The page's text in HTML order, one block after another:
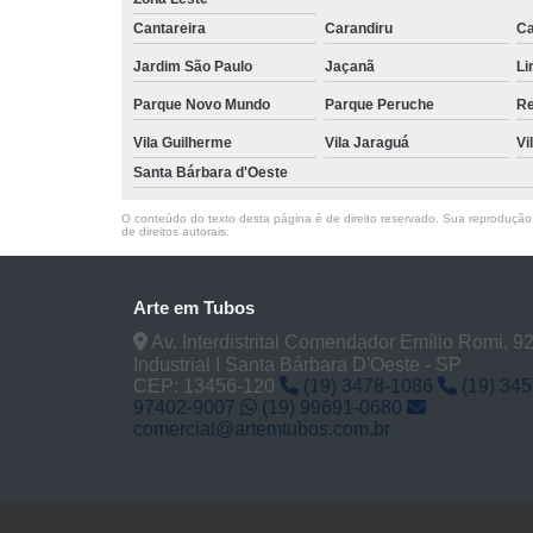
Cantareira
Carandiru
Jardim São Paulo Jaçanã
Parque Novo Mundo Parque Peruche
Vila Guilherme Vila Jaraguá
Santa Bárbara d'Oeste
O conteúdo do texto desta página é de direito reservado. Sua
de direitos autorais
Arte em Tubos
Av. Interdistrital Comendador Emílio Romi,
Industrial I Santa Bárbara D'Oeste - SP
CEP: 13456-120
(19) 3478-1086 (19)
97402-9007
(19) 99691-0680
comercial@artemtubos.com.br